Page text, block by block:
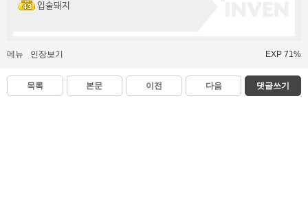
입술돼지
메뉴 인장보기 EXP 71%
목록 본문 이전 다음 댓글쓰기